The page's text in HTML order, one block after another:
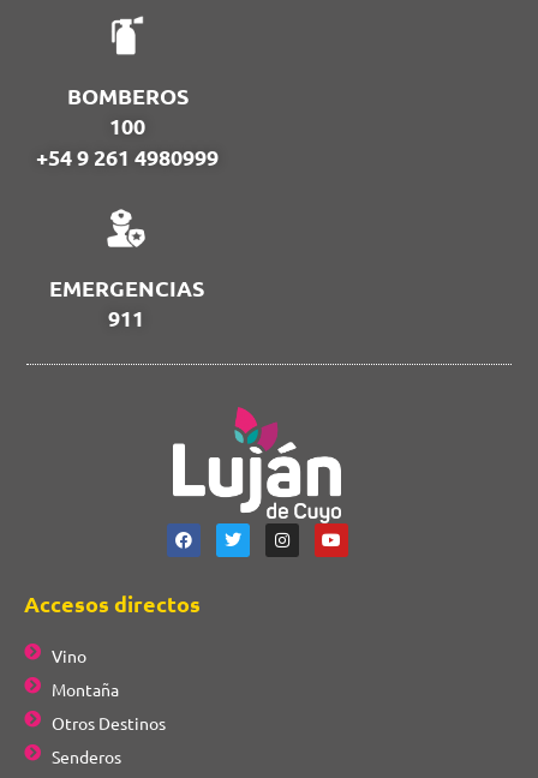
BOMBEROS
100
+54 9 261 4980999
EMERGENCIAS
911
Accesos directos
Vino
Montaña
Otros Destinos
Senderos